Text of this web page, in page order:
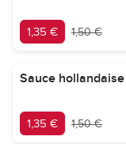
1,35 € 1,50 €
Sauce hollandaise
1,35 € 1,50 €